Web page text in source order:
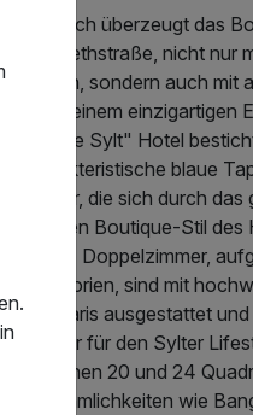
Natürlich überzeugt das
Elisabethstraße, nicht nur
Design, sondern auch mit
es zu einem einzigartigen
"I Love Sylt" Hotel
charakteristische blaue
Muster, die sich durch
und den Boutique-Stil
Die 24 Doppelzimmer,
Kategorien, sind mit
aus Paris ausgestattet
Gespür für den Sylter
zwischen 20 und 24
Annehmlichkeiten wie